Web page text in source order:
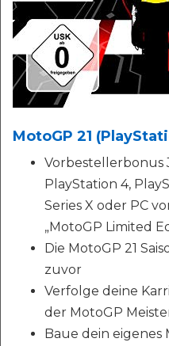
MotoGP 21
Vorbestellerbonus
PlayStation 4,
Series X oder PC
„MotoGP Limited
Die MotoGP 21
zuvor
Verfolge deine
der MotoGP
Baue dein